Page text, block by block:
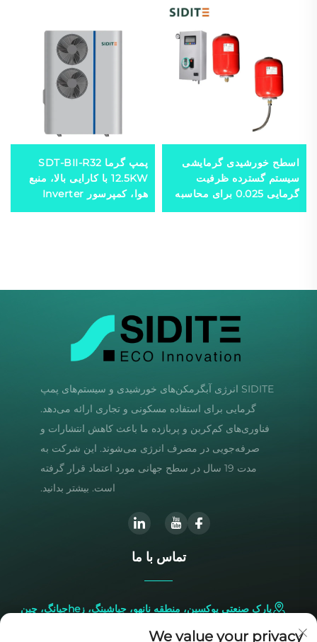
اسطح خورشیدی گرمایشی
سیستم گسترده ظرفیت
گرمایی 0.025 برای محاسبه
سیستم‌های دوباره گرما-
پمپ گرما SDT-BII-R32
12.5KW با کارایی بالا، منبع
هوا، کمپرسور Inverter
میتسوبیشی، مواد مبرد
SIDITE انرژی آبگرمکن‌های خورشیدی و سیستم‌های پمپ
گرمایی برای استفاده مسکونی و تجاری ارائه می‌دهد.
فناوری‌های کم‌کربن و پربازده ما باعث کاهش انتشارات و
صرفه‌جویی در مصرف انرژی می‌شوند. این شرکت به
مدت 19 سال در سطح جهانی مورد اعتماد قرار گرفته
است. بیشتر بدانید.
تماس با ما
پارک صنعتی یوکسین، منطقه نانهو، جیاشینگ، زheجیانگ، چین
We value your privacy